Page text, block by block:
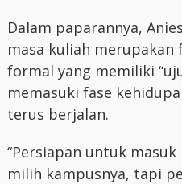
Dalam paparannya,
masa kuliah
formal yang memiliki
memasuki fase
terus berjalan.
“Persiapan untuk
milih kampusnya, tapi